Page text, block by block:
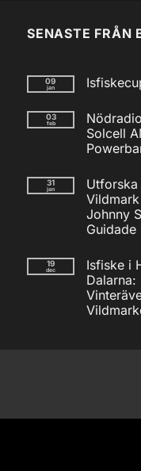
SENASTE FRÅN
09
jan
till
Isfiskecup
2025
03
feb
Solcell
till
Nödradio
Vev
/
Solcell
AM/FM
USB
31
jan
Utforska
Johnny
Guidade
till
Utforska
Siljans
Vildmark
med
Johnny
19
dec
Isfiske i
Dalarna: